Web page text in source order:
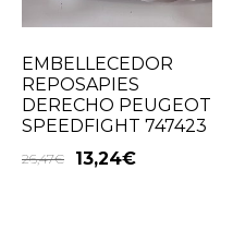
EMBELLECEDOR
REPOSAPIES
DERECHO PEUGEOT
SPEEDFIGHT 747423
26,47€ 13,24€